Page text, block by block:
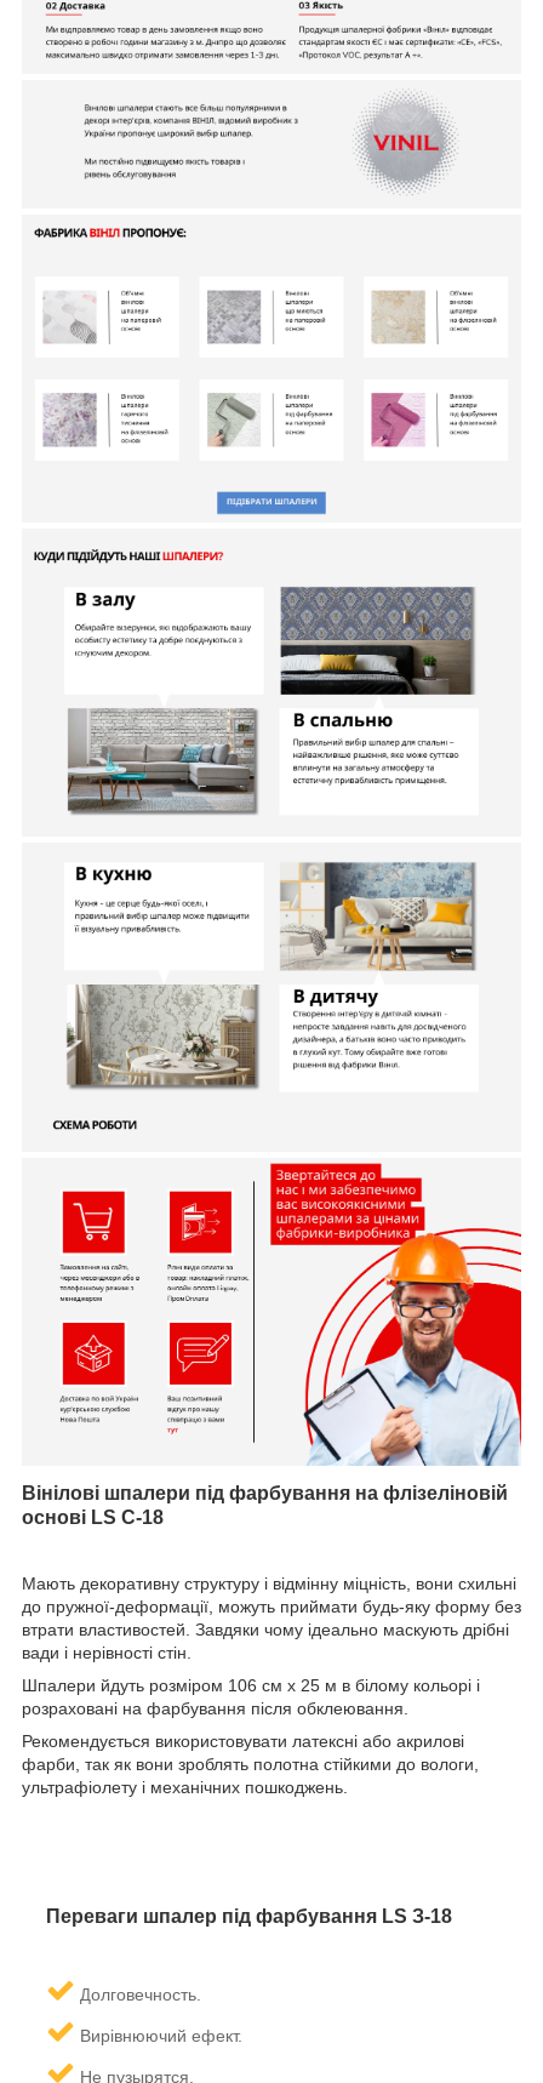
Вінілові шпалери під фарбування на флізеліновій
основі LS С-18
Мають декоративну структуру і відмінну міцність, вони схильні
до пружної-деформації, можуть приймати будь-яку форму без
втрати властивостей. Завдяки чому ідеально маскують дрібні
вади і нерівності стін.
Шпалери йдуть розміром 106 см х 25 м в білому кольорі і
розраховані на фарбування після обклеювання.
Рекомендується використовувати латексні або акрилові
фарби, так як вони зроблять полотна стійкими до вологи,
ультрафіолету і механічних пошкоджень.
Переваги шпалер під фарбування LS З-18
Долговечность.
Вирівнюючий ефект.
Не пузырятся.